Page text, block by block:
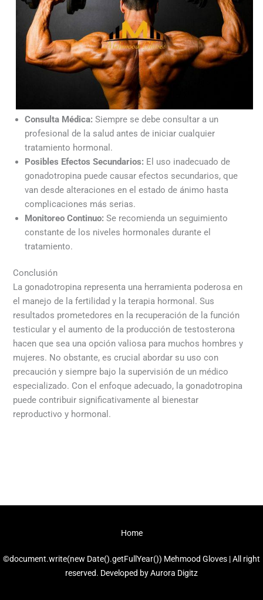
Consulta Médica: Siempre se debe consultar a un
profesional de la salud antes de iniciar cualquier
tratamiento hormonal.
Posibles Efectos Secundarios: El uso inadecuado de
gonadotropina puede causar efectos secundarios, que
van desde alteraciones en el estado de ánimo hasta
complicaciones más serias.
Monitoreo Continuo: Se recomienda un seguimiento
constante de los niveles hormonales durante el
tratamiento.
Conclusión
La gonadotropina representa una herramienta poderosa en
el manejo de la fertilidad y la terapia hormonal. Sus
resultados prometedores en la recuperación de la función
testicular y el aumento de la producción de testosterona
hacen que sea una opción valiosa para muchos hombres y
mujeres. No obstante, es crucial abordar su uso con
precaución y siempre bajo la supervisión de un médico
especializado. Con el enfoque adecuado, la gonadotropina
puede contribuir significativamente al bienestar
reproductivo y hormonal.
Home
©document.write(new Date().getFullYear()) Mehmood Gloves | All right
reserved. Developed byAurora Digitz